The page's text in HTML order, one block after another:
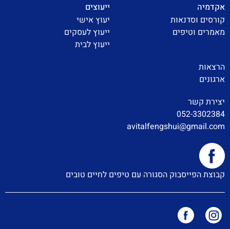
אקדמיה
קורסים וסדנאות
מאמרים וטיפים
ייעוצים
יעוץ אישי
ייעוץ לעסקים
ייעוץ לבית
הרצאות
ארגונים
יצירת קשר
052-3302384
avitalfengshui@gmail.com
קבוצת הפייסבוק הסגורה עם טיפים לחיים טובים